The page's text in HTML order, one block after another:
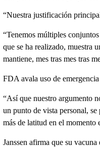
“Nuestra justificación
“Tenemos múltiples
que se ha realizado, muestra
mantiene, mes tras mes tras
FDA avala uso de
“Así que nuestro argumento
un punto de vista personal,
más de latitud en el momento
Janssen afirma que su